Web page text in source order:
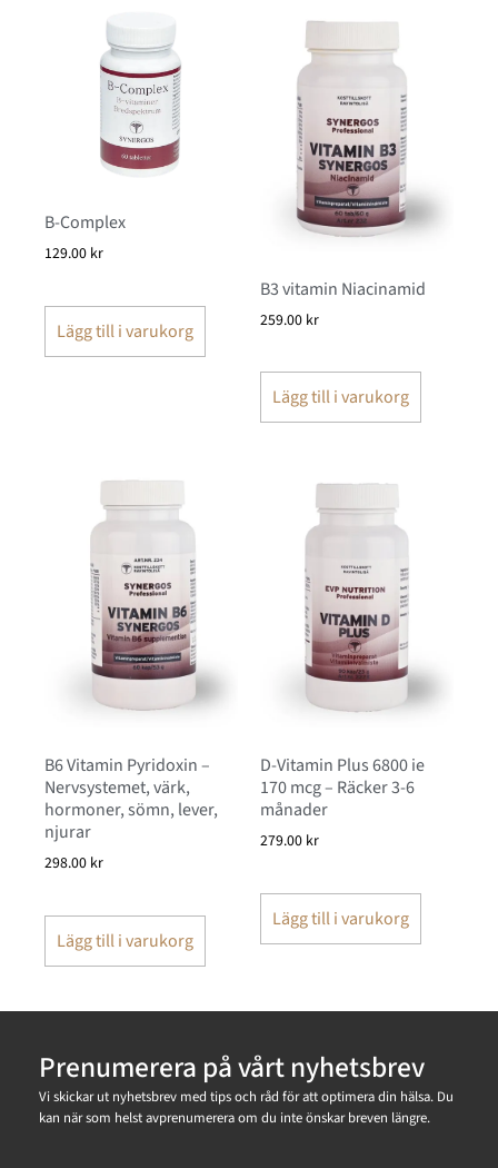
B-Complex
129.00 kr
Lägg till i varukorg
B3 vitamin Niacinamid
259.00 kr
Lägg till i varukorg
B6 Vitamin Pyridoxin –
Nervsystemet, värk,
hormoner, sömn, lever,
njurar
298.00 kr
Lägg till i varukorg
D-Vitamin Plus 6800 ie
170 mcg – Räcker 3-6
månader
279.00 kr
Lägg till i varukorg
Prenumerera på vårt nyhetsbrev
Vi skickar ut nyhetsbrev med tips och råd för att optimera din hälsa. Du
kan när som helst avprenumerera om du inte önskar breven längre.